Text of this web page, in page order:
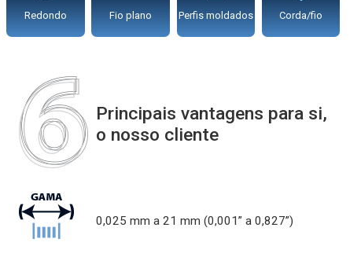
Redondo Fio plano Perfis moldados Corda/fio
Principais vantagens para si,
o nosso cliente
0,025 mm a 21 mm (0,001” a 0,827”)